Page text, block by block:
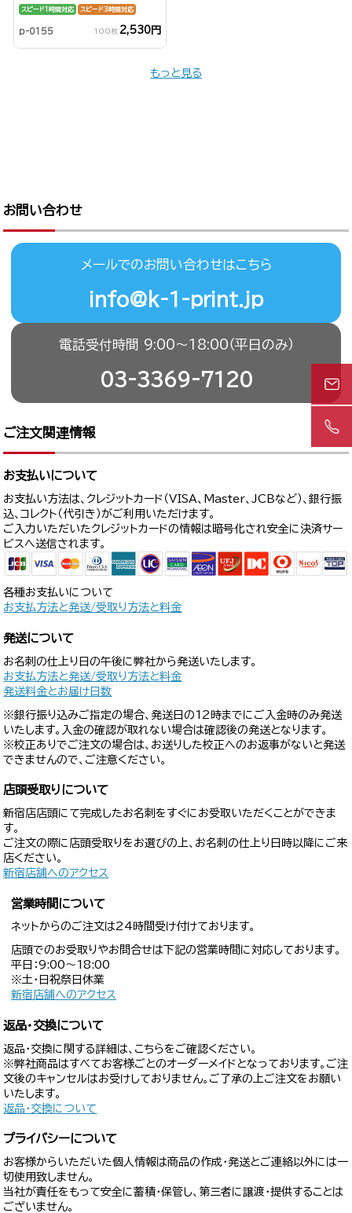
スピード1時間対応 スピード3時間対応
p-0155 100枚 2,530円
もっと見る
お問い合わせ
メールでのお問い合わせはこちら
info@k-1-print.jp
電話受付時間 9:00〜18:00（平日のみ）
03-3369-7120
ご注文関連情報
お支払いについて
お支払い方法は、クレジットカード（VISA、Master、JCBなど）、銀行振
込、コレクト（代引き）がご利用いただけます。
ご入力いただいたクレジットカードの情報は暗号化され安全に決済サー
ビスへ送信されます。
各種お支払いについて
お支払方法と発送/受取り方法と料金
発送について
お名刺の仕上り日の午後に弊社から発送いたします。
お支払方法と発送/受取り方法と料金
発送料金とお届け日数
※銀行振り込みご指定の場合、発送日の12時までにご入金時のみ発送
いたします。入金の確認が取れない場合は確認後の発送となります。
※校正ありでご注文の場合は、お送りした校正へのお返事がないと発送
できませんので、ご注意ください。
店頭受取りについて
新宿店店頭にて完成したお名刺をすぐにお受取いただくことができま
す。
ご注文の際に店頭受取りをお選びの上、お名刺の仕上り日時以降にご来
店ください。
新宿店舗へのアクセス
営業時間について
ネットからのご注文は24時間受け付けております。
店頭でのお受取りやお問合せは下記の営業時間に対応しております。
平日：9:00〜18:00
※土・日祝祭日休業
新宿店舗へのアクセス
返品・交換について
返品・交換に関する詳細は、こちらをご確認ください。
※弊社商品はすべてお客様ごとのオーダーメイドとなっております。ご注
文後のキャンセルはお受けしておりません。ご了承の上ご注文をお願い
いたします。
返品・交換について
プライバシーについて
お客様からいただいた個人情報は商品の作成・発送とご連絡以外には一
切使用致しません。
当社が責任をもって安全に蓄積・保管し、第三者に譲渡・提供することは
ございません。